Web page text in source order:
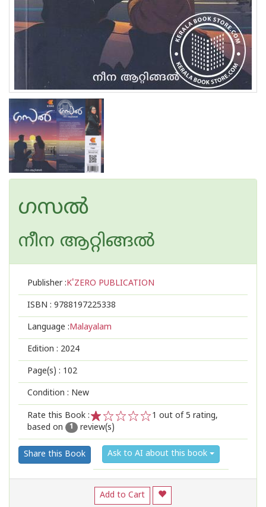
ഗസൽ
നീന ആറ്റിങ്ങൽ
Publisher :K'ZERO PUBLICATION
ISBN : 9788197225338
Language :Malayalam
Edition : 2024
Page(s) : 102
Condition : New
Rate this Book :
2
1
1 out of 5 rating,
based on
1 review(s)
Share this Book Ask to AI about this book
Add to Cart